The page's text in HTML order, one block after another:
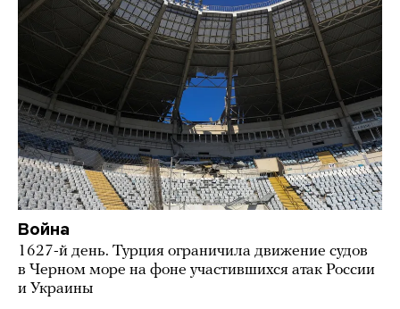
Война
1627-й день. Турция ограничила движение судов
в Черном море на фоне участившихся атак России
и Украины